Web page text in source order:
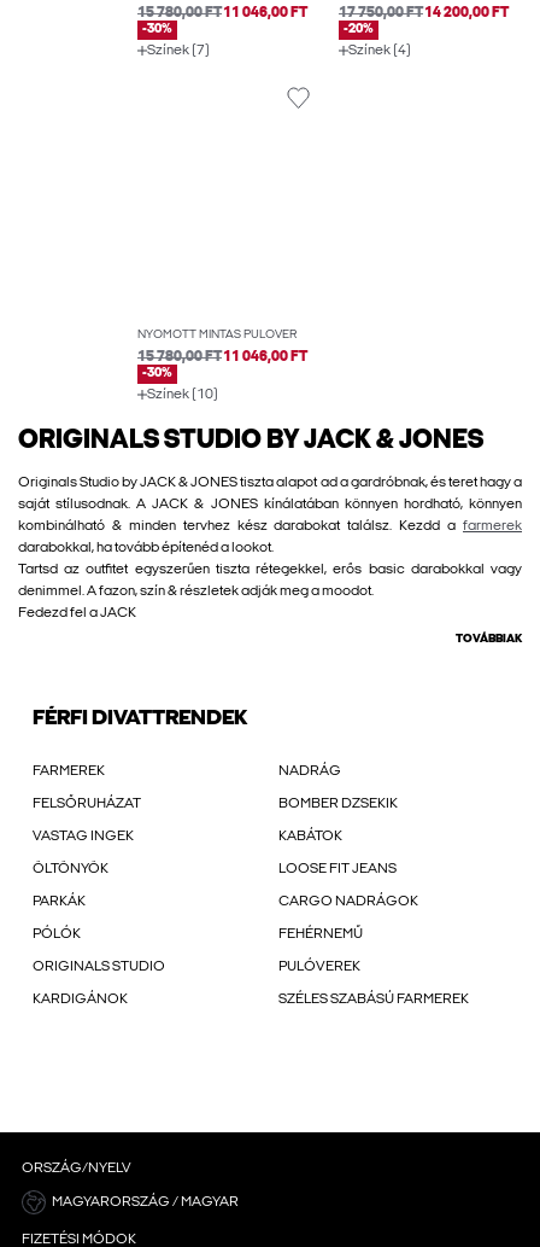
15 780,00 FT11 046,00 FT
-30%
Színek (7)
17 750,00 FT14 200,00 FT
-20%
Színek (4)
NYOMOTT MINTÁS PULÓVER
15 780,00 FT11 046,00 FT
-30%
Színek (10)
ORIGINALS STUDIO BY JACK & JONES
Originals Studio by JACK & JONES tiszta alapot ad a gardróbnak, és teret hagy a
saját stílusodnak. A JACK & JONES kínálatában könnyen hordható, könnyen
kombinálható & minden tervhez kész darabokat találsz. Kezdd a farmerek
darabokkal, ha tovább építenéd a lookot.
Tartsd az outfitet egyszerűen tiszta rétegekkel, erős basic darabokkal vagy
denimmel. A fazon, szín & részletek adják meg a moodot.
Fedezd fel a JACK
TOVÁBBIAK
FÉRFI DIVATTRENDEK
FARMEREK NADRÁG
FELSŐRUHÁZAT BOMBER DZSEKIK
VASTAG INGEK KABÁTOK
ÖLTÖNYÖK LOOSE FIT JEANS
PARKÁK CARGO NADRÁGOK
PÓLÓK FEHÉRNEMŰ
ORIGINALS STUDIO PULÓVEREK
KARDIGÁNOK SZÉLES SZABÁSÚ FARMEREK
ORSZÁG/NYELV
MAGYARORSZÁG / MAGYAR
FIZETÉSI MÓDOK